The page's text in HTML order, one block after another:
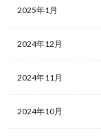
2025年1月
2024年12月
2024年11月
2024年10月